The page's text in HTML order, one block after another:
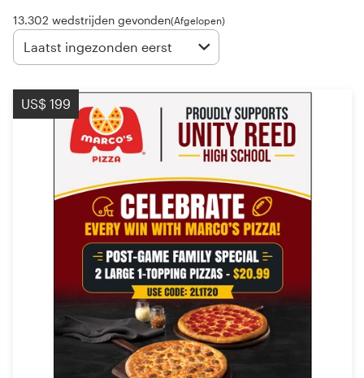
13.302 wedstrijden gevonden(Afgelopen)
Laatst ingezonden eerst
US$ 199
Logo-ontwerp
Webdesign
Blader door alle categorieën
Klantenservice
+49 30 568 377 84